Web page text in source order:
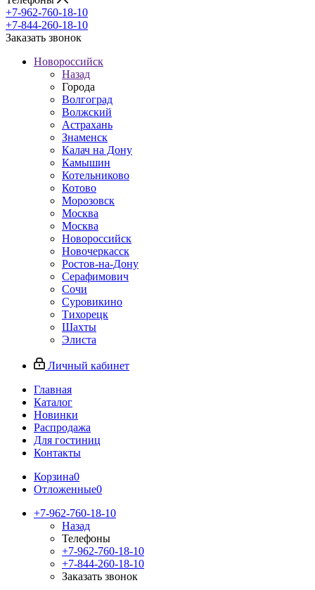
+7-962-760-18-10
+7-844-260-18-10
Заказать звонок
Новороссийск
Назад
Города
Волгоград
Волжский
Астрахань
Знаменск
Калач на Дону
Камышин
Котельниково
Котово
Морозовск
Москва
Москва
Новороссийск
Новочеркасск
Ростов-на-Дону
Серафимович
Сочи
Суровикино
Тихорецк
Шахты
Элиста
Личный кабинет
Главная
Каталог
Новинки
Распродажа
Для гостиниц
Контакты
Корзина0
Отложенные0
+7-962-760-18-10
Назад
Телефоны
+7-962-760-18-10
+7-844-260-18-10
Заказать звонок